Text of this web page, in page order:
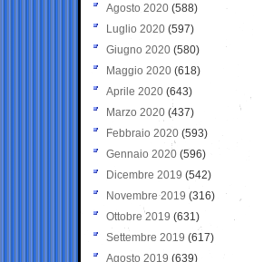
Agosto 2020 (588)
Luglio 2020 (597)
Giugno 2020 (580)
Maggio 2020 (618)
Aprile 2020 (643)
Marzo 2020 (437)
Febbraio 2020 (593)
Gennaio 2020 (596)
Dicembre 2019 (542)
Novembre 2019 (316)
Ottobre 2019 (631)
Settembre 2019 (617)
Agosto 2019 (639)